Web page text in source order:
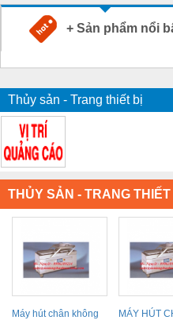
+ Sản phẩm nổi
Thủy sản - Trang thiết bị
THỦY SẢN - TRANG THIẾT
Máy hút chân không
MÁY HÚT